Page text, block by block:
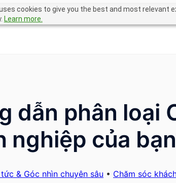
cookies to give you the best and most relevant
Learn more.
dẫn phân loại
nghiệp của
& Góc nhìn chuyên sâu • Chăm sóc